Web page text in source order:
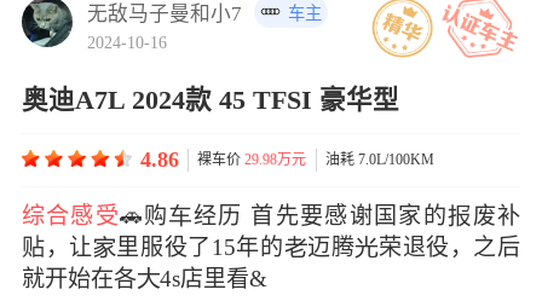
无敌马子曼和小7
车主
2024-10-16
奥迪A7L 2024款 45 TFSI 豪华型
4.86 裸车价29.98万元 油耗 7.0L/100KM
综合感受🚗购经历 首先要感谢国家的废补
贴，让里服役了15年的迈腾荣退役，之后
就开始在各4s店里看&